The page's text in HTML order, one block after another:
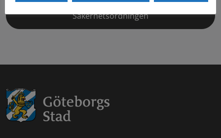
Säkerhetsordningen